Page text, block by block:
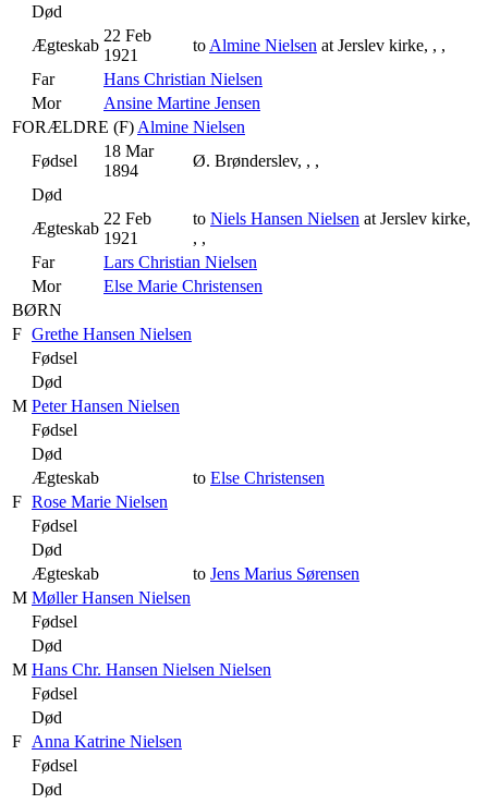
Død
Ægteskab
22 Feb
1921
to Almine Nielsen at Jerslev kirke, , ,
Far
Hans Christian Nielsen
Mor
Ansine Martine Jensen
FORÆLDRE (F) Almine Nielsen
Fødsel
18 Mar
1894
Ø. Brønderslev, , ,
Død
Ægteskab
22 Feb
1921
to Niels Hansen Nielsen at Jerslev kirke,
, ,
Far
Lars Christian Nielsen
Mor
Else Marie Christensen
BØRN
F Grethe Hansen Nielsen
Fødsel
Død
M Peter Hansen Nielsen
Fødsel
Død
Ægteskab
to Else Christensen
F Rose Marie Nielsen
Fødsel
Død
Ægteskab
to Jens Marius Sørensen
M Møller Hansen Nielsen
Fødsel
Død
M Hans Chr. Hansen Nielsen Nielsen
Fødsel
Død
F Anna Katrine Nielsen
Fødsel
Død